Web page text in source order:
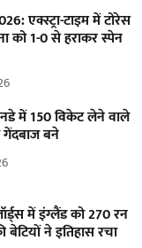
एक्स्ट्रा-टाइम में टोरेस
को 1-0 से हराकर स्पेन
में 150 विकेट लेने वाले
बने
में इंग्लैंड को 270 रन
ने इतिहास रचा